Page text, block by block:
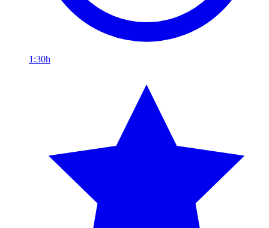
1:30h